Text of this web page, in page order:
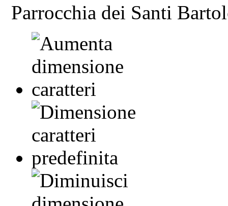
Parrocchia dei Santi